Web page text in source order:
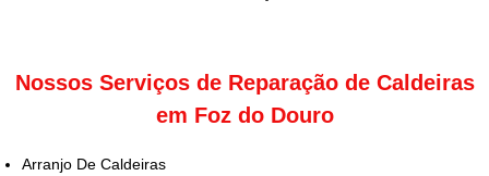
Nossos Serviços de Reparação de Caldeiras
em Foz do Douro
Arranjo De Caldeiras